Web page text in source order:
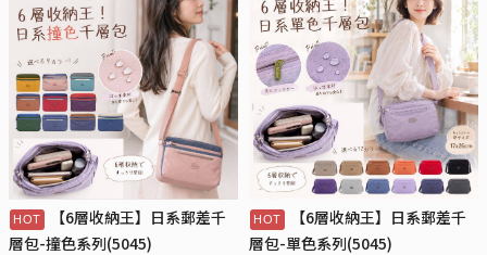
【6層收納王】日系郵差千
層包-撞色系列(5045)
【6層收納王】日系郵差千
層包-單色系列(5045)